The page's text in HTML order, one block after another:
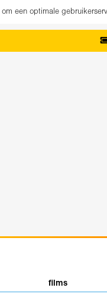
een optimale
films